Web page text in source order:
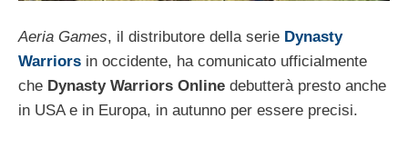
Aeria Games, il distributore della serie Dynasty
Warriors in occidente, ha comunicato ufficialmente
che Dynasty Warriors Online debutterà presto anche
in USA e in Europa, in autunno per essere precisi.